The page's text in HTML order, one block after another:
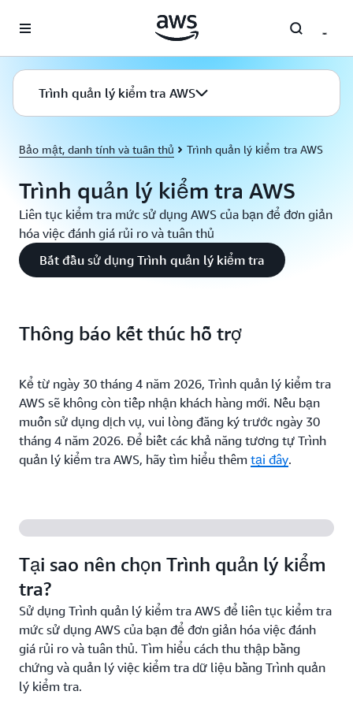
Trình quản lý kiểm tra AWS
Bảo mật, danh tính và tuân thủ Trình quản lý kiểm tra AWS
Trình quản lý kiểm tra AWS
Liên tục kiểm tra mức sử dụng AWS của bạn để đơn giản
hóa việc đánh giá rủi ro và tuân thủ
Bắt đầu sử dụng Trình quản lý kiểm tra
Thông báo kết thúc hỗ trợ
Kể từ ngày 30 tháng 4 năm 2026, Trình quản lý kiểm tra
AWS sẽ không còn tiếp nhận khách hàng mới. Nếu bạn
muốn sử dụng dịch vụ, vui lòng đăng ký trước ngày 30
tháng 4 năm 2026. Để biết các khả năng tương tự Trình
quản lý kiểm tra AWS, hãy tìm hiểu thêm tại đây.
Tại sao nên chọn Trình quản lý kiểm
tra?
Sử dụng Trình quản lý kiểm tra AWS để liên tục kiểm tra
mức sử dụng AWS của bạn để đơn giản hóa việc đánh
giá rủi ro và tuân thủ. Tìm hiểu cách thu thập bằng
chứng và quản lý việc kiểm tra dữ liệu bằng Trình quản
lý kiểm tra.